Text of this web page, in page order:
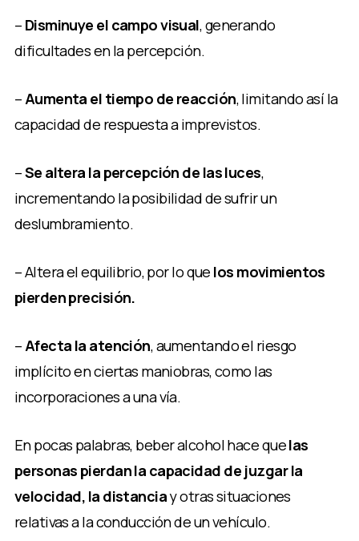
– Disminuye el campo visual, generando
dificultades en la percepción.
–Aumenta el tiempo de reacción, limitando así la
capacidad de respuesta a imprevistos.
–Se altera la percepción de las luces,
incrementando la posibilidad de sufrir un
deslumbramiento.
– Altera el equilibrio, por lo que los movimientos
pierden precisión.
–Afecta la atención, aumentando el riesgo
implícito en ciertas maniobras, como las
incorporaciones a una vía.
En pocas palabras, beber alcohol hace quelas
personas pierdan la capacidad de juzgar la
velocidad, la distanciay otras situaciones
relativas a la conducción de un vehículo.